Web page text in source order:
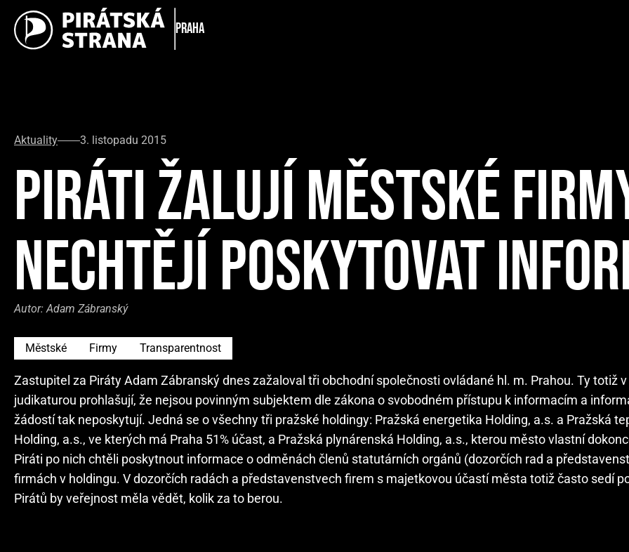
Praha
Aktuality 3. listopadu 2015
PIRÁTI ŽALUJÍ MĚSTSKÉ
NECHTĚJÍ POSKYTOVAT
Autor:Adam Zábranský
Městské Firmy Transparentnost
Zastupitel za Piráty Adam Zábranský dnes zažaloval tři obchodní společnosti ovládané hl. m. Prahou. Ty totiž
judikaturou prohlašují, že nejsou povinným subjektem dle zákona o svobodném přístupu k informacím a
žádostí tak neposkytují. Jedná se o všechny tři pražské holdingy: Pražská energetika Holding, a.s. a Pražská
Holding, a.s., ve kterých má Praha 51% účast, a Pražská plynárenská Holding, a.s., kterou město vlastní
Piráti po nich chtěli poskytnout informace o odměnách členů statutárních orgánů (dozorčích rad a
firmách v holdingu. V dozorčích radách a představenstvech firem s majetkovou účastí města totiž často sedí
Pirátů by veřejnost měla vědět, kolik za to berou.